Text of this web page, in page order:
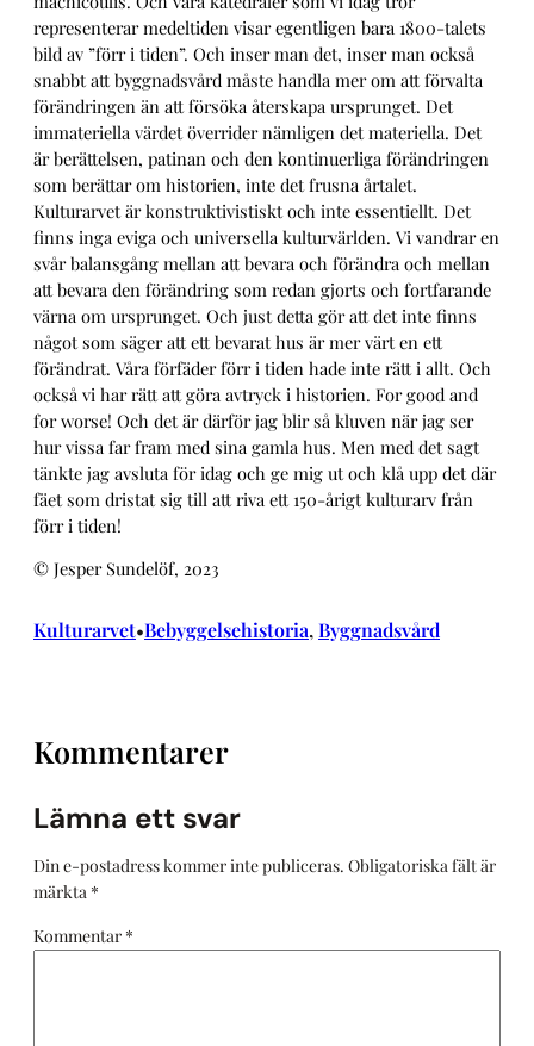
representerar medeltiden visar egentligen bara 1800-talets
bild av ”förr i tiden”. Och inser man det, inser man också
snabbt att byggnadsvård måste handla mer om att förvalta
förändringen än att försöka återskapa ursprunget. Det
immateriella värdet överrider nämligen det materiella. Det
är berättelsen, patinan och den kontinuerliga förändringen
som berättar om historien, inte det frusna årtalet.
Kulturarvet är konstruktivistiskt och inte essentiellt. Det
finns inga eviga och universella kulturvärlden. Vi vandrar en
svår balansgång mellan att bevara och förändra och mellan
att bevara den förändring som redan gjorts och fortfarande
värna om ursprunget. Och just detta gör att det inte finns
något som säger att ett bevarat hus är mer värt en ett
förändrat. Våra förfäder förr i tiden hade inte rätt i allt. Och
också vi har rätt att göra avtryck i historien. For good and
for worse! Och det är därför jag blir så kluven när jag ser
hur vissa far fram med sina gamla hus. Men med det sagt
tänkte jag avsluta för idag och ge mig ut och klå upp det där
fäet som dristat sig till att riva ett 150-årigt kulturarv från
förr i tiden!
© Jesper Sundelöf, 2023
Kulturarvet•Bebyggelsehistoria, Byggnadsvård
Kommentarer
Lämna ett svar
Din e-postadress kommer inte publiceras. Obligatoriska fält är
märkta *
Kommentar *